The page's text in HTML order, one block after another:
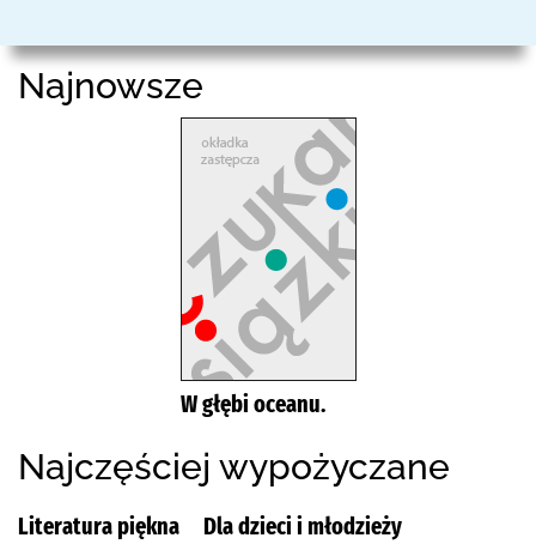
Najnowsze
W głębi oceanu.
Najczęściej wypożyczane
Literatura piękna
Dla dzieci i młodzieży